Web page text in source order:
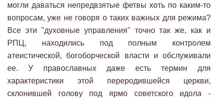
могли даваться непредвзятые фетвы хоть по каким-то
вопросам, уже не говоря о таких важных для режима?
Все эти "духовные управления" точно так же, как и
РПЦ, находились под полным контролем
атеистической, богоборческой власти и обслуживали
ее. У православных даже есть термин для
характеристики этой переродившейся церкви,
склонившей голову под ярмо советского идола -